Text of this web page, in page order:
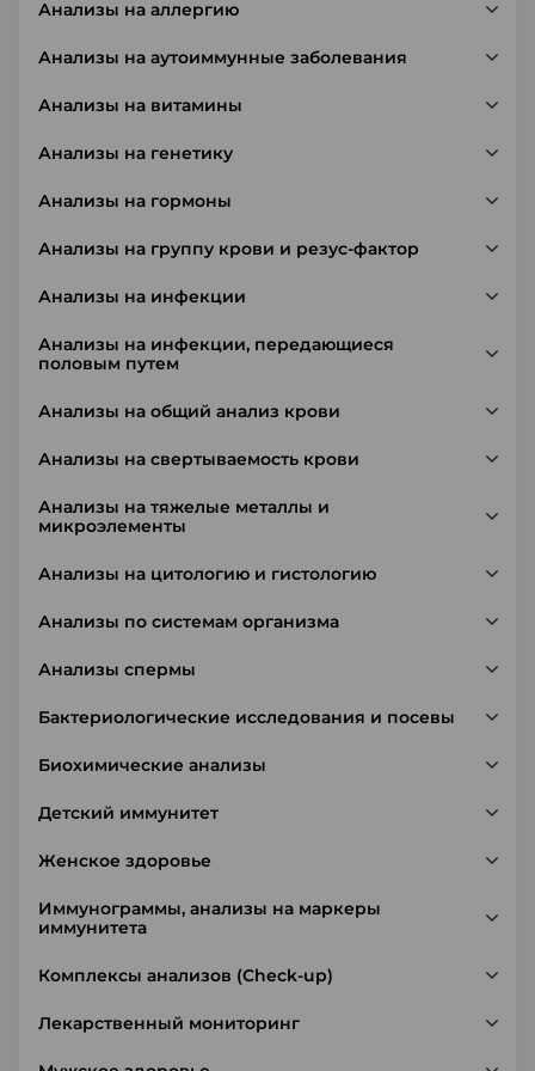
Анализы на аллергию
Анализы на аутоиммунные заболевания
Анализы на витамины
Анализы на генетику
Анализы на гормоны
Анализы на группу крови и резус-фактор
Анализы на инфекции
Анализы на инфекции, передающиеся
половым путем
Анализы на общий анализ крови
Анализы на свертываемость крови
Анализы на тяжелые металлы и
микроэлементы
Анализы на цитологию и гистологию
Анализы по системам организма
Анализы спермы
Бактериологические исследования и посевы
Биохимические анализы
Детский иммунитет
Женское здоровье
Иммунограммы, анализы на маркеры
иммунитета
Комплексы анализов (Check-up)
Лекарственный мониторинг